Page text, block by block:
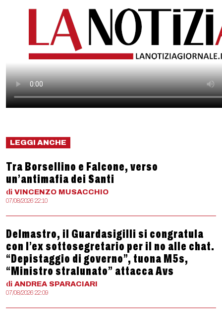
LEGGI ANCHE
Tra Borsellino e Falcone, verso
un’antimafia dei Santi
di VINCENZO MUSACCHIO
07/08/2026 22:10
Delmastro, il Guardasigilli si congratula
con l’ex sottosegretario per il no alle chat.
“Depistaggio di governo”, tuona M5s,
“Ministro stralunato” attacca Avs
di ANDREA SPARACIARI
07/08/2026 22:09